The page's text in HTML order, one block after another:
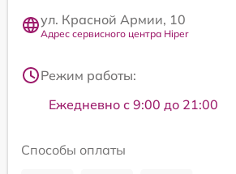
ул. Красной Армии, 10
Адрес сервисного центра Hiper
Режим работы:
Ежедневно с 9:00 до 21:00
Способы оплаты